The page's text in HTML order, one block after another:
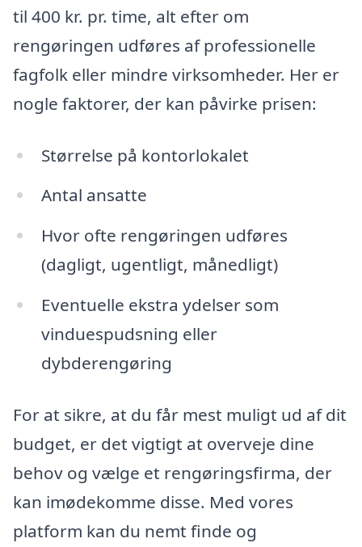
til 400 kr. pr. time, alt efter om
rengøringen udføres af professionelle
fagfolk eller mindre virksomheder. Her er
nogle faktorer, der kan påvirke prisen:
Størrelse på kontorlokalet
Antal ansatte
Hvor ofte rengøringen udføres
(dagligt, ugentligt, månedligt)
Eventuelle ekstra ydelser som
vinduespudsning eller
dybderengøring
For at sikre, at du får mest muligt ud af dit
budget, er det vigtigt at overveje dine
behov og vælge et rengøringsfirma, der
kan imødekomme disse. Med vores
platform kan du nemt finde og